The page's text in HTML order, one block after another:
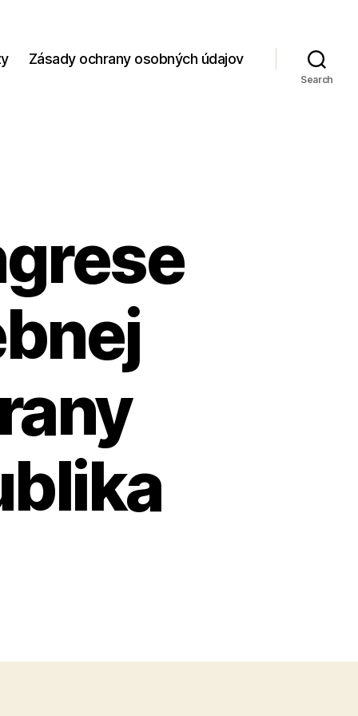
Zásady ochrany osobných údajov
Search